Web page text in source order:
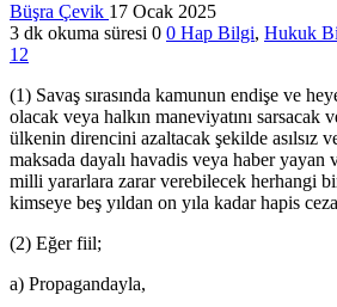
Büşra Çevik 17 Ocak 2025
3 dk okuma süresi 0 0 Hap Bilgi, Hukuk
12
(1) Savaş sırasında kamunun endişe ve
olacak veya halkın maneviyatını sarsacak
ülkenin direncini azaltacak şekilde asılsız
maksada dayalı havadis veya haber yayan
milli yararlara zarar verebilecek herhangi
kimseye beş yıldan on yıla kadar hapis
(2) Eğer fiil;
a) Propagandayla,